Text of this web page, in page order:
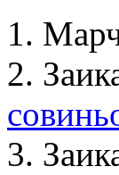
1.
2.
3.